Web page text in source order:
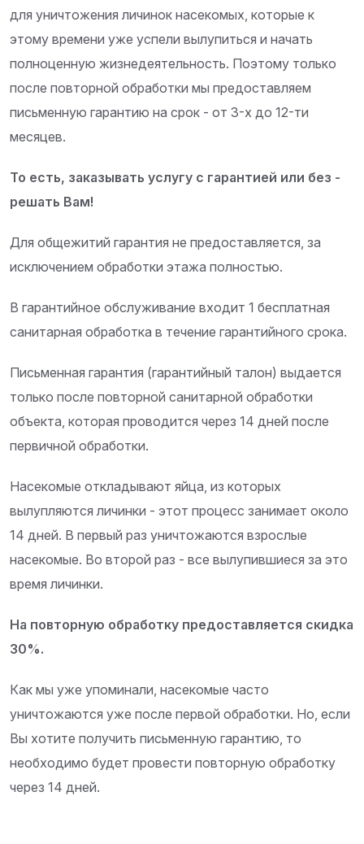
для уничтожения личинок насекомых, которые к
этому времени уже успели вылупиться и начать
полноценную жизнедеятельность. Поэтому только
после повторной обработки мы предоставляем
письменную гарантию на срок - от 3-х до 12-ти
месяцев.
То есть, заказывать услугу с гарантией или без -
решать Вам!
Для общежитий гарантия не предоставляется, за
исключением обработки этажа полностью.
В гарантийное обслуживание входит 1 бесплатная
санитарная обработка в течение гарантийного срока.
Письменная гарантия (гарантийный талон) выдается
только после повторной санитарной обработки
объекта, которая проводится через 14 дней после
первичной обработки.
Насекомые откладывают яйца, из которых
вылупляются личинки - этот процесс занимает около
14 дней. В первый раз уничтожаются взрослые
насекомые. Во второй раз - все вылупившиеся за это
время личинки.
На повторную обработку предоставляется скидка
30%.
Как мы уже упоминали, насекомые часто
уничтожаются уже после первой обработки. Но, если
Вы хотите получить письменную гарантию, то
необходимо будет провести повторную обработку
через 14 дней.